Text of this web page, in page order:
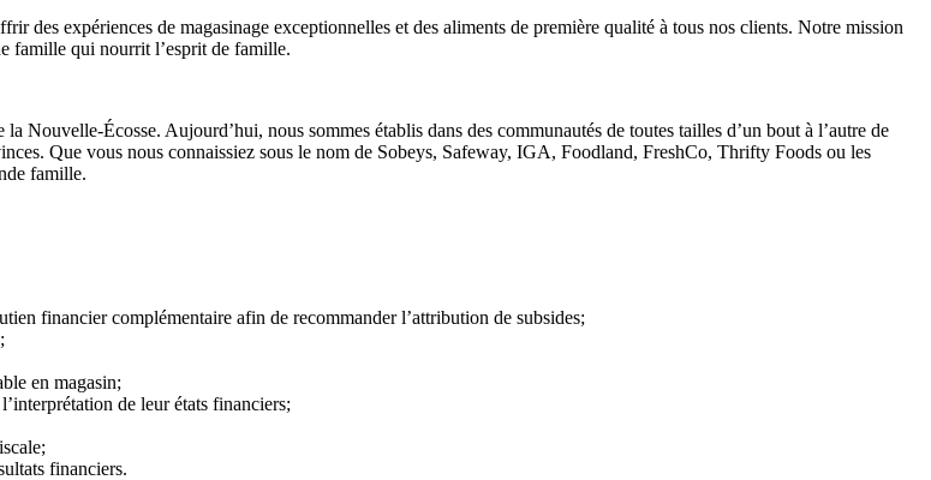
des expériences de magasinage exceptionnelles et des aliments de première qualité à tous nos clients. Notre mission
famille qui nourrit l’esprit de famille.
Nouvelle-Écosse. Aujourd’hui, nous sommes établis dans des communautés de toutes tailles d’un bout à l’autre de
Que vous nous connaissiez sous le nom de Sobeys, Safeway, IGA, Foodland, FreshCo, Thrifty Foods ou les
famille.
financier complémentaire afin de recommander l’attribution de subsides;
en magasin;
de leur états financiers;
financiers.